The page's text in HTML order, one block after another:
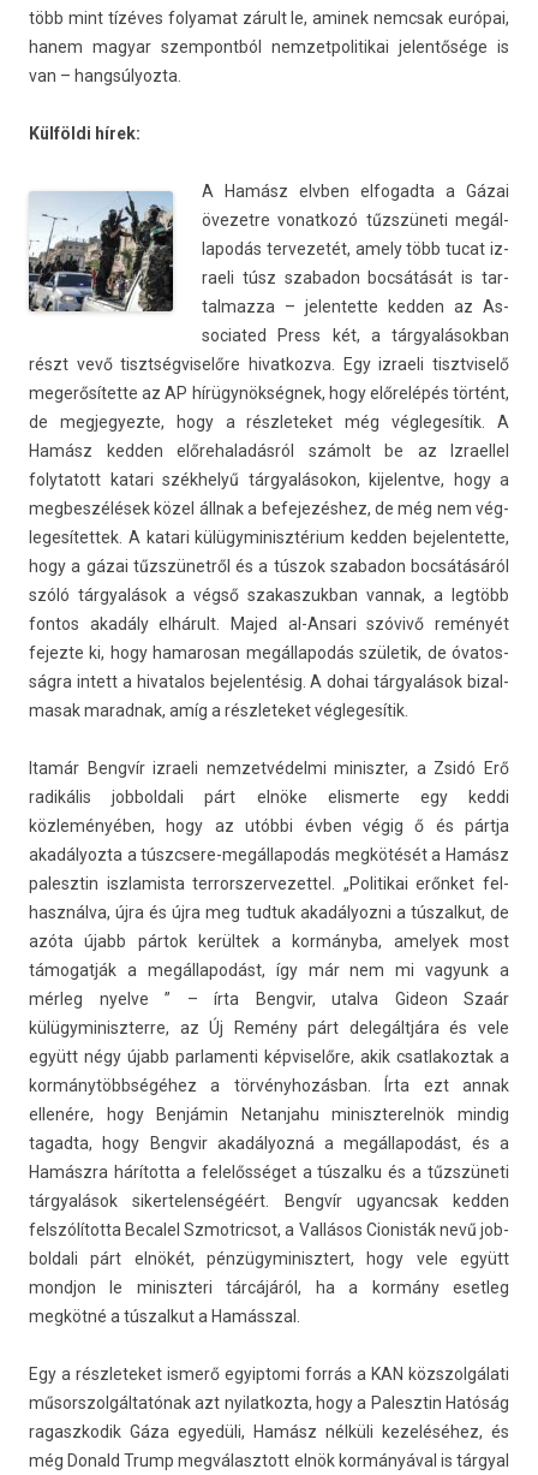
több mint tízéves folyamat zárult le, aminek nemcsak európai,
hanem magyar szem­pontból nem­zetpolitikai jelen­tősége is
van – han­gsúlyoz­ta.
Külföldi hírek:
A Hamász elvb­en el­fogad­ta a Gázai
övezet­re vonat­kozó tűzszüneti megál­
lapodás ter­vezetét, amely több tucat iz­
raeli túsz szabadon bocsátását is tar­
talmaz­za – jelen­tette kedd­en az As­
sociated Press két, a tár­gyalások­ban
részt vevő tisztség­viselőre hivat­kozva. Egy iz­raeli tisztviselő
megerősítette az AP hírügynökségnek, hogy előrelépés történt,
de meg­jegyez­te, hogy a részleteket még vég­legesítik. A
Hamász kedd­en előrehaladás­ról számolt be az Iz­rael­lel
folytatott katari székhelyű tárgyalásokon, kijelentve, hogy a
meg­beszélések közel állnak a be­fejezés­hez, de még nem vég­
legesítet­tek. A katari külügyminisztérium kedd­en be­jelen­tette,
hogy a gázai tűzszünetről és a túszok szabadon bocsátásáról
szóló tárgyalások a végső szakas­zukban van­nak, a legtöbb
fon­tos akadály elhárult. Majed al-Ansari szóvivő reményét
fejez­te ki, hogy hamarosan megál­lapodás születik, de óvatos­
ságra in­tett a hivatalos be­jelen­tésig. A dohai tárgyalások bi­zal­
masak marad­nak, amíg a részleteket vég­legesítik.
Itamár Bengvír iz­raeli nem­zetvédel­mi miniszt­er, a Zsidó Erő
radikális job­boldali párt elnöke elis­merte egy keddi
közleményében, hogy az utóbbi évben végig ő és pártja
akadályoz­ta a túszcsere-megállapodás megkötését a Hamász
palesztin iszlamis­ta ter­rorszer­vezet­tel. „Politikai erőnket fel­
használ­va, újra és újra meg tud­tuk akadályoz­ni a tús­zalkut, de
azóta újabb pártok kerültek a kormányba, amelyek most
támogat­ják a megál­lapodást, így már nem mi vagyunk a
mérleg nyel­ve ” – írta Be­ngvir, utal­va Gideon Szaár
külügyminiszter­re, az Új Remény párt delegáltjára és vele
együtt négy újabb par­lamen­ti kép­viselőre, akik csat­lakoz­tak a
kormánytöbbségéhez a törvényhozásban. Írta ezt annak
ellenére, hogy Benjámin Netan­jahu miniszterel­nök min­dig
tagad­ta, hogy Be­ngvir akadályozná a megál­lapodást, és a
Hamászra hárította a felelősséget a tús­zalku és a tűzszüneti
tárgyalások siker­telen­ségéért. Bengvír ugyancsak kedd­en
felszólította Be­calel Szmot­ricsot, a Vallásos Cionis­ták nevű job­
boldali párt elnökét, pén­zügyminisztert, hogy vele együtt
mondjon le miniszteri tárcájáról, ha a kormány eset­leg
megkötné a tús­zalkut a Hamásszal.
Egy a részleteket ismerő egyip­tomi forrás a KAN közszol­gálati
műsorszol­gáltatónak azt nyilat­kozta, hogy a Palesztin Hatóság
ragaszkodik Gáza egyedüli, Hamász nélküli kezeléséhez, és
még Donald Trump meg­választott elnök kormányával is tárgyal